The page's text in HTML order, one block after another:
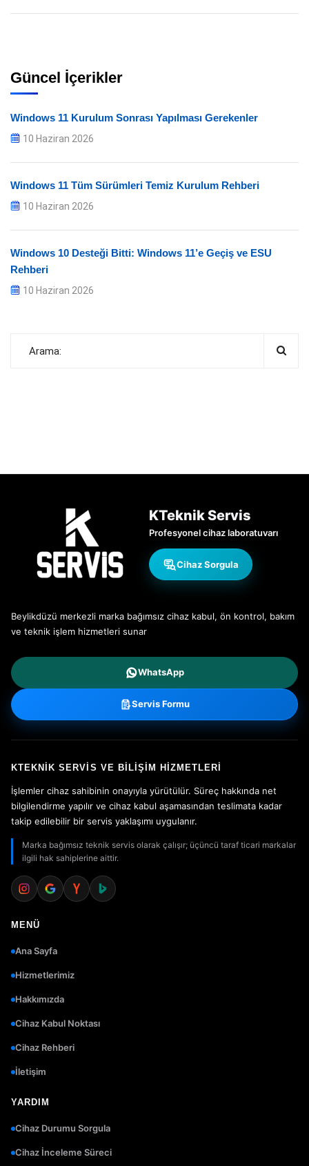
Güncel İçerikler
Windows 11 Kurulum Sonrası Yapılması Gerekenler
10 Haziran 2026
Windows 11 Tüm Sürümleri Temiz Kurulum Rehberi
10 Haziran 2026
Windows 10 Desteği Bitti: Windows 11’e Geçiş ve ESU
Rehberi
10 Haziran 2026
KTeknik Servis
Profesyonel cihaz laboratuvarı
Cihaz Sorgula
Beylikdüzü merkezli marka bağımsız cihaz kabul, ön kontrol, bakım
ve teknik işlem hizmetleri sunar
WhatsApp
Servis Formu
KTEKNIK SERVIS VE BILIŞIM HIZMETLERI
İşlemler cihaz sahibinin onayıyla yürütülür. Süreç hakkında net
bilgilendirme yapılır ve cihaz kabul aşamasından teslimata kadar
takip edilebilir bir servis yaklaşımı uygulanır.
Marka bağımsız teknik servis olarak çalışır; üçüncü taraf ticari markalar
ilgili hak sahiplerine aittir.
MENÜ
Ana Sayfa
Hizmetlerimiz
Hakkımızda
Cihaz Kabul Noktası
Cihaz Rehberi
İletişim
YARDIM
Cihaz Durumu Sorgula
Cihaz İnceleme Süreci